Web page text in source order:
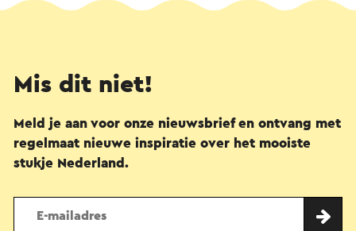
Mis dit niet!
Meld je aan voor onze nieuwsbrief en ontvang met
regelmaat nieuwe inspiratie over het mooiste
stukje Nederland.